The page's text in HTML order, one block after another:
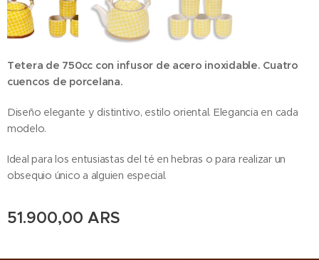
Tetera de 750cc con infusor de acero inoxidable. Cuatro
cuencos de porcelana.
Diseño elegante y distintivo, estilo oriental. Elegancia en cada
modelo.
Ideal para los entusiastas del té en hebras o para realizar un
obsequio único a alguien especial.
51.900,00 ARS